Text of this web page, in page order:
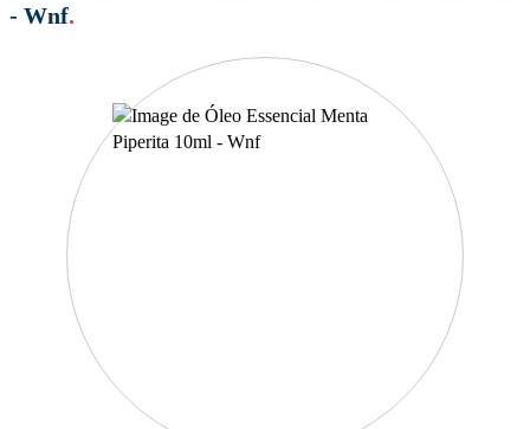
- Wnf.